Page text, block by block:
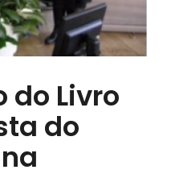
do Livro
do